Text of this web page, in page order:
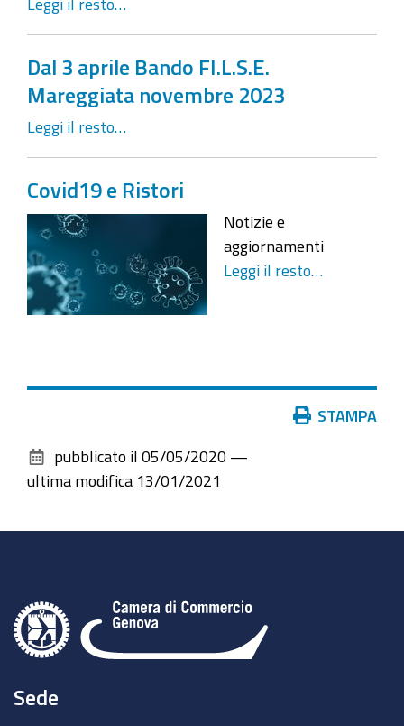
Leggi il resto…
Dal 3 aprile Bando FI.L.S.E.
Mareggiata novembre 2023
Leggi il resto…
Covid19 e Ristori
Notizie e
aggiornamenti
Leggi il resto…
documento
STAMPA
pubblicato il 05/05/2020 —
ultima modifica 13/01/2021
Sede